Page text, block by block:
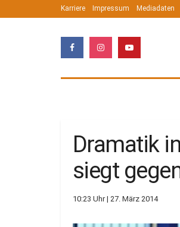
Karriere Impressum Mediadaten
Dramatik
siegt
10:23 Uhr | 27. März 2014